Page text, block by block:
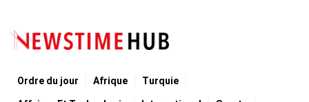
Ordre du jour Afrique Turquie